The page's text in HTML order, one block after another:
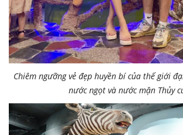
Chiêm ngưỡng vẻ đẹp huyền bí của thế giới
nước ngọt và nước mặn Thủy